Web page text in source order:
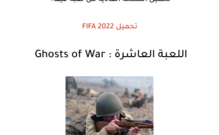
تحميل FIFA 2022
اللعبة العاشرة :
Ghosts of War